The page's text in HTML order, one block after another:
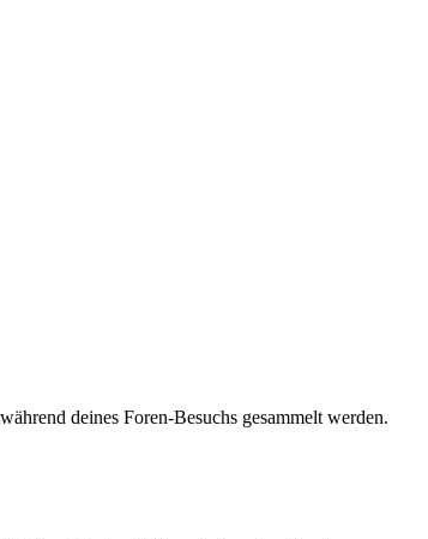
deines Foren-Besuchs gesammelt werden.